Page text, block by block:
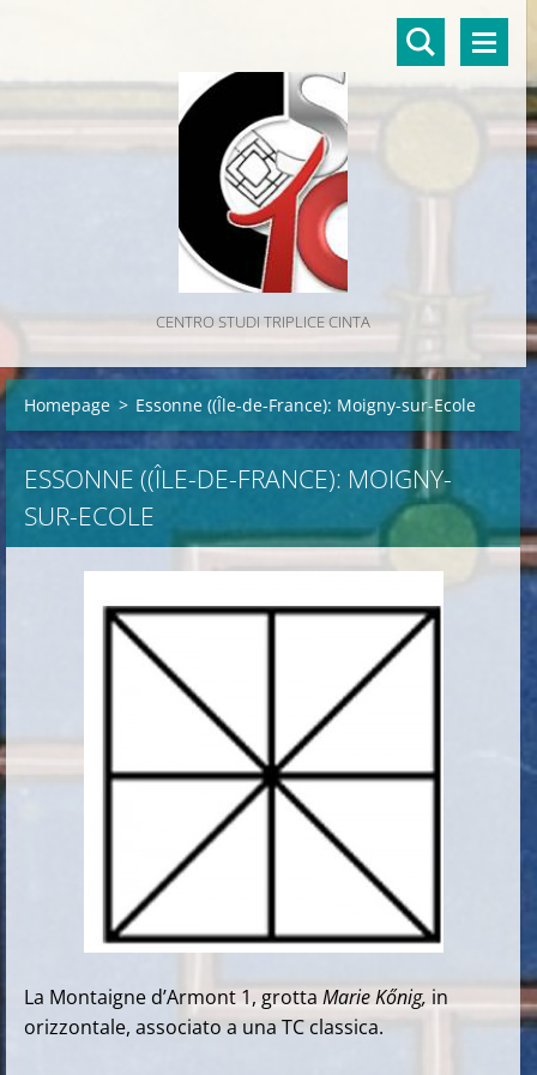
CENTRO STUDI TRIPLICE CINTA
Homepage > Essonne ((Île-de-France): Moigny-sur-Ecole
ESSONNE ((ÎLE-DE-FRANCE): MOIGNY-
SUR-ECOLE
La Montaigne d’Armont 1, grotta Marie Kőnig, in
orizzontale, associato a una TC classica.